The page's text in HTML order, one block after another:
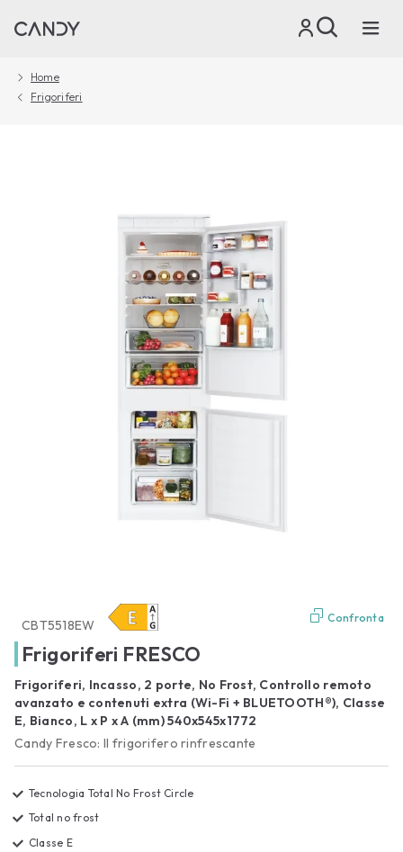
Home
Frigoriferi
Confronta
CBT5518EW
Frigoriferi FRESCO
Frigoriferi, Incasso, 2 porte, No Frost, Controllo remoto
avanzato e contenuti extra (Wi-Fi + BLUETOOTH®), Classe
E, Bianco, L x P x A (mm) 540x545x1772
Candy Fresco: Il frigorifero rinfrescante
Tecnologia Total No Frost Circle
Total no frost
Classe E